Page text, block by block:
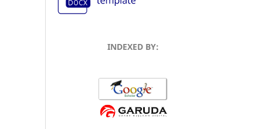
INDEXED BY: